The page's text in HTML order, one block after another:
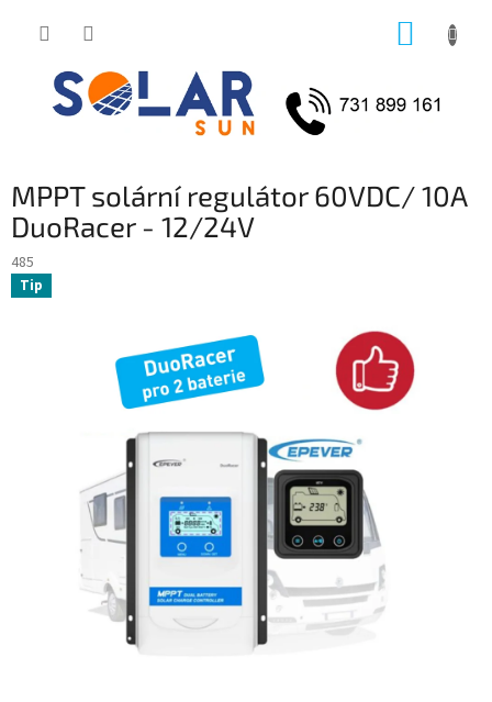
MPPT solární regulátor 60VDC/ 10A
DuoRacer - 12/24V
485
Tip